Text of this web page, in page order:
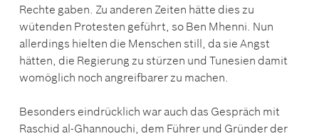
Rechte gaben. Zu anderen Zeiten hätte dies zu
wütenden Protesten geführt, so Ben Mhenni. Nun
allerdings hielten die Menschen still, da sie Angst
hätten, die Regierung zu stürzen und Tunesien damit
womöglich noch angreifbarer zu machen.
Besonders eindrücklich war auch das Gespräch mit
Raschid al-Ghannouchi, dem Führer und Gründer der